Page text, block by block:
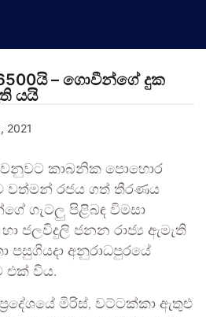
– ගොවීන්ගේ දුක
යයි
2021
කාබනික පොහොර
වත්මන් රජය ගත් තීරණය
ගැටලු පිළිබඳ විමසා
ජලවිදුලි ජනන රාජ්‍ය ඇමැති
පසුගියදා අනුරාධපුරයේ
එක් විය.
මිරිස්, වට්ටක්කා ඇතුළු